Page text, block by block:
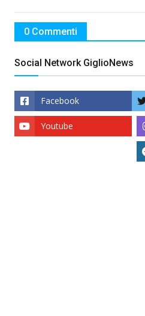
0 Commenti
Social Network GiglioNews
Facebook
Youtube